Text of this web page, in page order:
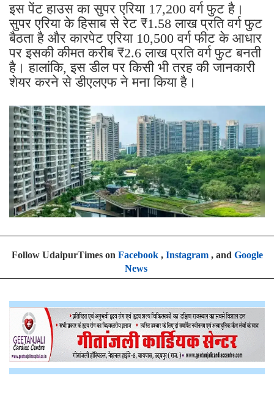
इस पेंट हाउस का सुपर एरिया 17,200 वर्ग फुट है।
सुपर एरिया के हिसाब से रेट ₹1.58 लाख प्रति वर्ग फुट
बैठता है और कारपेट एरिया 10,500 वर्ग फीट के आधार
पर इसकी कीमत करीब ₹2.6 लाख प्रति वर्ग फुट बनती
है। हालांकि, इस डील पर किसी भी तरह की जानकारी
शेयर करने से डीएलएफ ने मना किया है।
Follow UdaipurTimes on Facebook, Instagram, and Google
News